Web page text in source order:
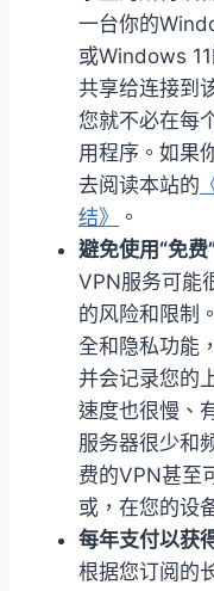
一台你的
或Windows
共享给连接到
您就不必在每
用程序。如果
去阅读本站的
结》
。
避免使用“免费
VPN服务可能
的风险和限制
全和隐私功能
并会记录您的
速度也很慢、
服务器很少和
费的VPN甚至
或，在您的设
每年支付以获
根据您订阅的